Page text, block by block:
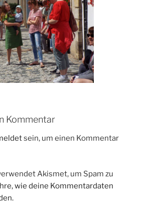
Kommentar
sein, um einen Kommentar
Akismet, um Spam zu
wie deine Kommentardaten